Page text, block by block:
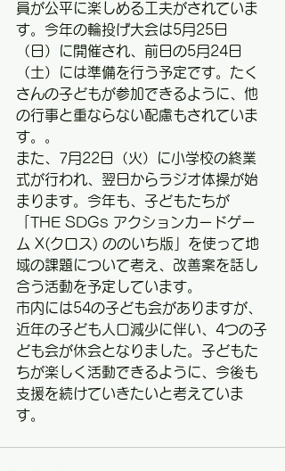
員が公平に楽しめる工夫がされていま
す。今年の輪投げ大会は5月25日
（日）に開催され、前日の5月24日
（土）には準備を行う予定です。たく
さんの子どもが参加できるように、他
の行事と重ならない配慮もされていま
す。。
また、7月22日（火）に小学校の終業
式が行われ、翌日からラジオ体操が始
まります。今年も、子どもたちが
「THE SDGs アクションカードゲー
ム X(クロス) ののいち版」を使って地
域の課題について考え、改善案を話し
合う活動を予定しています。
市内には54の子ども会がありますが、
近年の子ども人口減少に伴い、4つの子
ども会が休会となりました。子どもた
ちが楽しく活動できるように、今後も
支援を続けていきたいと考えていま
す。